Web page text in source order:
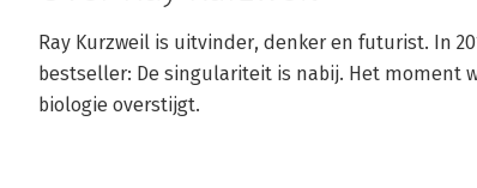
Ray Kurzweil is uitvinder, denker en futurist. In
bestseller: De singulariteit is nabij. Het moment
biologie overstijgt.